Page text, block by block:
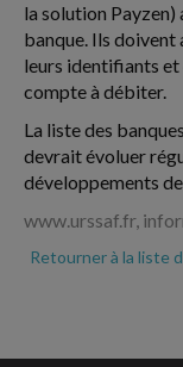
la solution
banque. Ils doivent
leurs identifiants
compte à débiter.
La liste des
devrait évoluer
développements
www.urssaf.fr,
Retourner à la liste